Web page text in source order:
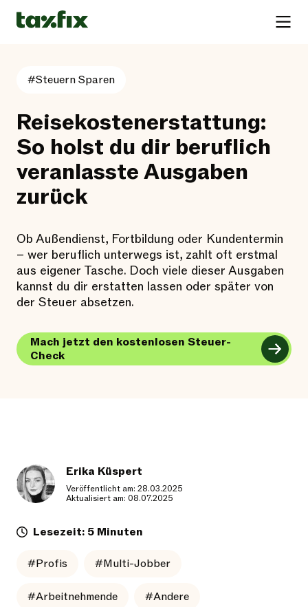
#Steuern Sparen
Reisekostenerstattung:
So holst du dir beruflich
veranlasste Ausgaben
zurück
Ob Außendienst, Fortbildung oder Kundentermin
– wer beruflich unterwegs ist, zahlt oft erstmal
aus eigener Tasche. Doch viele dieser Ausgaben
kannst du dir erstatten lassen oder später von
der Steuer absetzen.
Mach jetzt den kostenlosen Steuer-
Check
Erika Küspert
Veröffentlicht am: 28.03.2025
Aktualisiert am: 08.07.2025
Lesezeit: 5 Minuten
#Profis #Multi-Jobber
#Arbeitnehmende #Andere